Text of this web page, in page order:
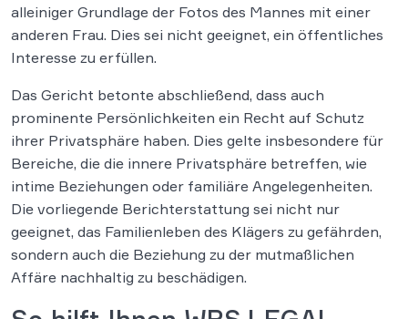
alleiniger Grundlage der Fotos des Mannes mit einer
anderen Frau. Dies sei nicht geeignet, ein öffentliches
Interesse zu erfüllen.
Das Gericht betonte abschließend, dass auch
prominente Persönlichkeiten ein Recht auf Schutz
ihrer Privatsphäre haben. Dies gelte insbesondere für
Bereiche, die die innere Privatsphäre betreffen, wie
intime Beziehungen oder familiäre Angelegenheiten.
Die vorliegende Berichterstattung sei nicht nur
geeignet, das Familienleben des Klägers zu gefährden,
sondern auch die Beziehung zu der mutmaßlichen
Affäre nachhaltig zu beschädigen.